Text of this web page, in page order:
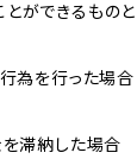
ができるものと
為を行った場合
滞納した場合